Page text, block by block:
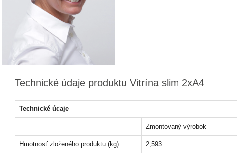
Technické údaje produktu Vitrína slim 2xA4
Technické údaje
Zmontovaný výrobok
Hmotnosť zloženého produktu (kg) 2,593